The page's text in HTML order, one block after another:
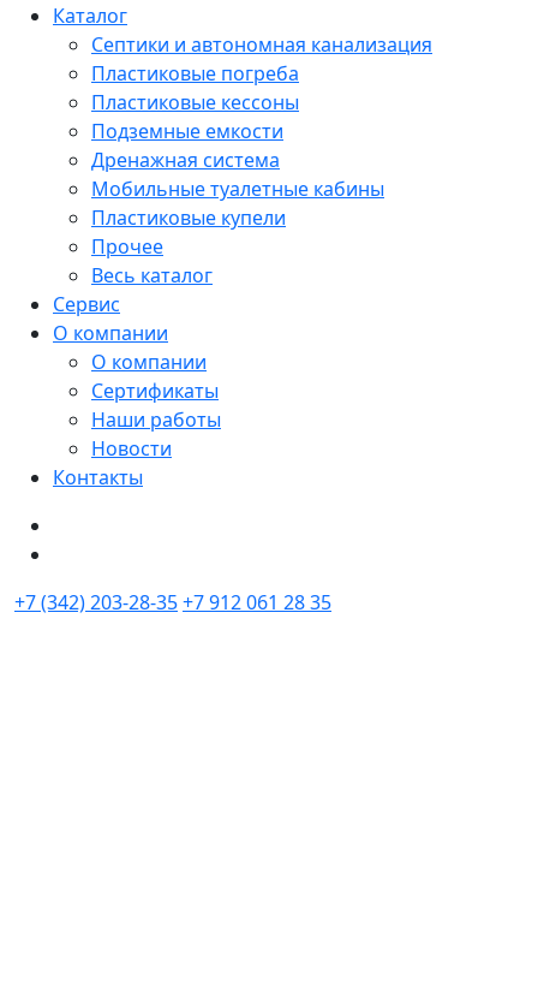
Каталог
Септики и автономная канализация
Пластиковые погреба
Пластиковые кессоны
Подземные емкости
Дренажная система
Мобильные туалетные кабины
Пластиковые купели
Прочее
Весь каталог
Сервис
О компании
О компании
Сертификаты
Наши работы
Новости
Контакты
+7 (342) 203-28-35+7 912 061 28 35